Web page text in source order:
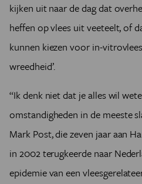
kijken uit naar de dag dat
heffen op vlees uit veeteelt, of
kunnen kiezen voor in-
wreedheid’.
“Ik denk niet dat je alles wil
omstandigheden in de meeste
Mark Post, die zeven jaar aan
in 2002 terugkeerde naar
epidemie van een